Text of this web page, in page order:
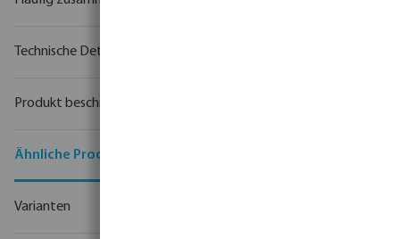
Technische Details
Produkt beschreibung
Ähnliche Produkte
Varianten